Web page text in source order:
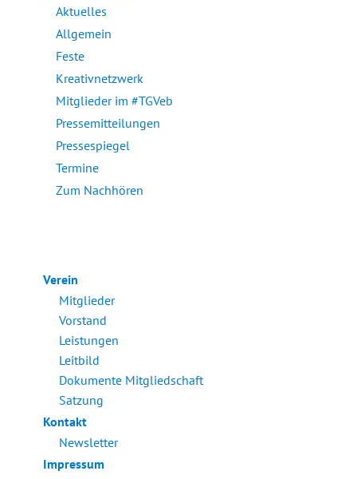
Aktuelles
Allgemein
Feste
Kreativnetzwerk
Mitglieder im #TGVeb
Pressemitteilungen
Pressespiegel
Termine
Zum Nachhören
Verein
Mitglieder
Vorstand
Leistungen
Leitbild
Dokumente Mitgliedschaft
Satzung
Kontakt
Newsletter
Impressum